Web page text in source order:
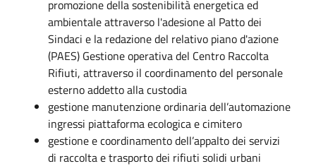
promozione della sostenibilità energetica ed
ambientale attraverso l'adesione al Patto dei
Sindaci e la redazione del relativo piano d'azione
(PAES) Gestione operativa del Centro Raccolta
Rifiuti, attraverso il coordinamento del personale
esterno addetto alla custodia
gestione manutenzione ordinaria dell’automazione
ingressi piattaforma ecologica e cimitero
gestione e coordinamento dell’appalto dei servizi
di raccolta e trasporto dei rifiuti solidi urbani